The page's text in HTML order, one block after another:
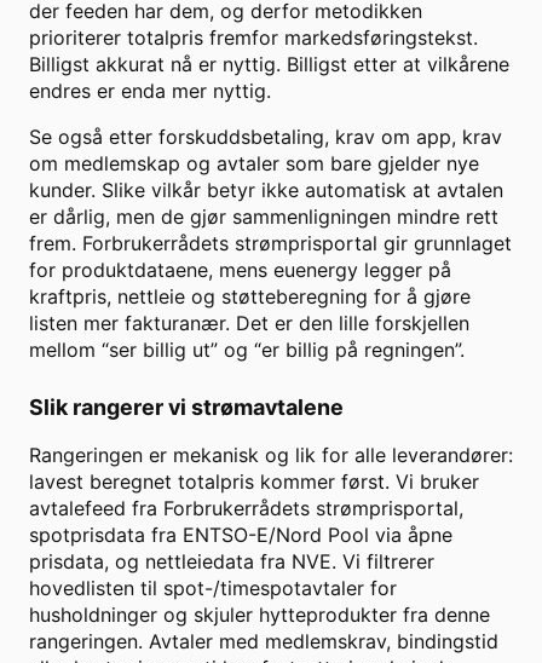
der feeden har dem, og derfor metodikken
prioriterer totalpris fremfor markedsføringstekst.
Billigst akkurat nå er nyttig. Billigst etter at vilkårene
endres er enda mer nyttig.
Se også etter forskuddsbetaling, krav om app, krav
om medlemskap og avtaler som bare gjelder nye
kunder. Slike vilkår betyr ikke automatisk at avtalen
er dårlig, men de gjør sammenligningen mindre rett
frem. Forbrukerrådets strømprisportal gir grunnlaget
for produktdataene, mens euenergy legger på
kraftpris, nettleie og støtteberegning for å gjøre
listen mer fakturanær. Det er den lille forskjellen
mellom “ser billig ut” og “er billig på regningen”.
Slik rangerer vi strømavtalene
Rangeringen er mekanisk og lik for alle leverandører:
lavest beregnet totalpris kommer først. Vi bruker
avtalefeed fra Forbrukerrådets strømprisportal,
spotprisdata fra ENTSO-E/Nord Pool via åpne
prisdata, og nettleiedata fra NVE. Vi filtrerer
hovedlisten til spot-/timespotavtaler for
husholdninger og skjuler hytteprodukter fra denne
rangeringen. Avtaler med medlemskrav, bindingstid